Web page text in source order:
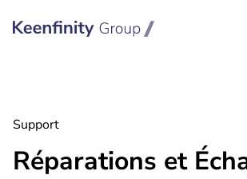
Support
Réparations et